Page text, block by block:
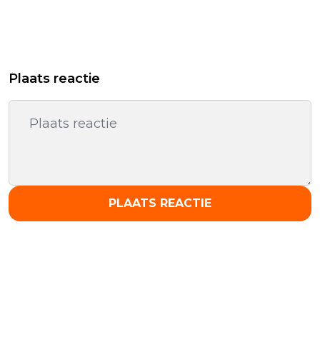
Plaats reactie
PLAATS REACTIE